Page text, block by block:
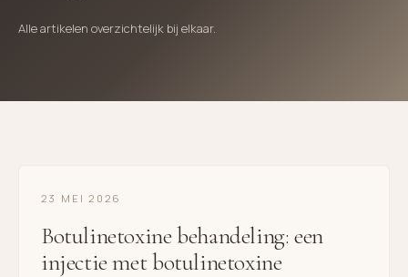
Alle artikelen overzichtelijk bij elkaar.
23 MEI 2026
Botulinetoxine behandeling: een
injectie met botulinetoxine